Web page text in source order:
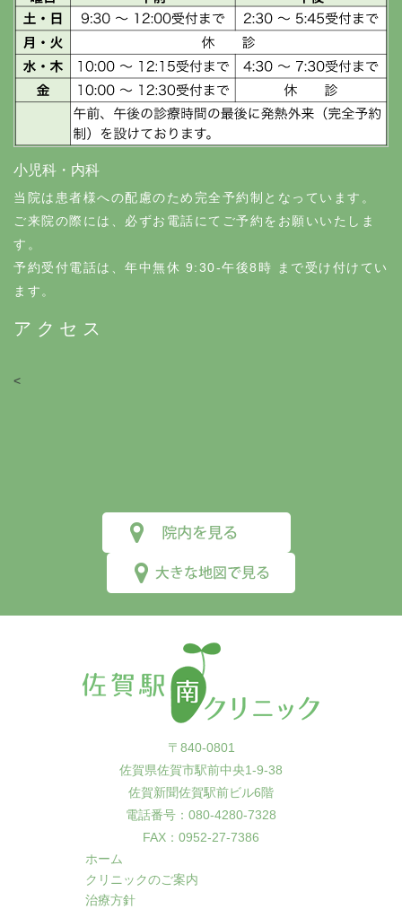
小児科・内科
当院は患者様への配慮のため完全予約制となっています。
ご来院の際には、必ずお電話にてご予約をお願いいたしま
す。
予約受付電話は、年中無休 9:30-午後8時 まで受け付けてい
ます。
アクセス
<
〒840-0801
佐賀県佐賀市駅前中央1-9-38
佐賀新聞佐賀駅前ビル6階
電話番号：080-4280-7328
FAX：0952-27-7386
ホーム
クリニックのご案内
治療方針